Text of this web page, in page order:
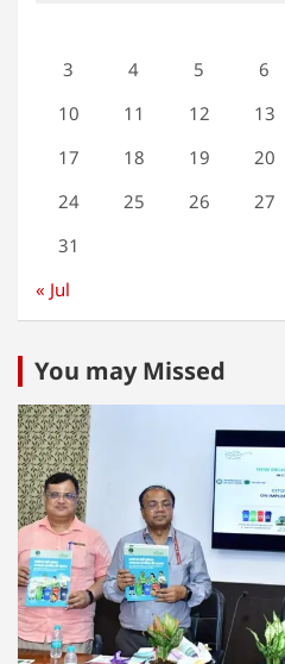
3
4 5 6
10
11 12 13
17
18 19 20
24
25 26 27
31
« Jul
You may Missed